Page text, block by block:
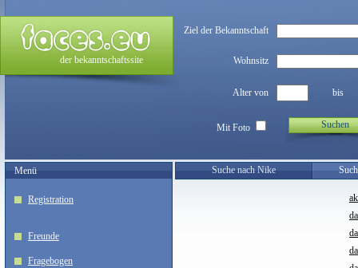
der bekanntschaftssite
Ziel der Bekanntschaft
Wohnsitz
Alter von bis
Mit Foto Suchen
Menü
Registration
Freunde
Fragebogen
Suche nach Nike